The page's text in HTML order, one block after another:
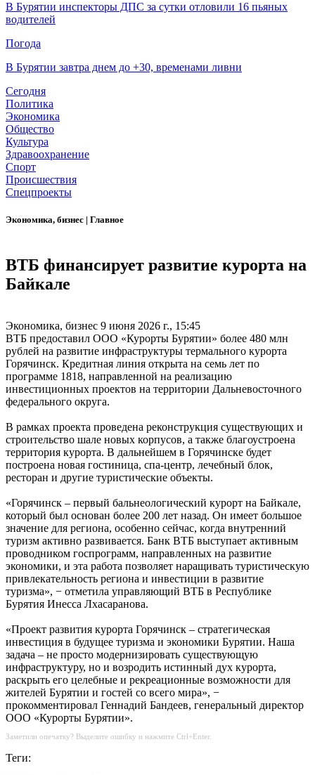
В Бурятии инспекторы ДПС за сутки отловили 16 пьяных
водителей
Погода
В Бурятии завтра днем до +30, временами ливни
Сегодня
Политика
Экономика
Общество
Культура
Здравоохранение
Спорт
Происшествия
Спецпроекты
Экономика, бизнес | Главное
ВТБ финансирует развитие курорта на
Байкале
Экономика, бизнес 9 июня 2026 г., 15:45
ВТБ предоставил ООО «Курорты Бурятии» более 480 млн
рублей на развитие инфраструктуры термального курорта
Горячинск. Кредитная линия открыта на семь лет по
программе 1818, направленной на реализацию
инвестиционных проектов на территории Дальневосточного
федерального округа.
В рамках проекта проведена реконструкция существующих и
строительство шале новых корпусов, а также благоустроена
территория курорта. В дальнейшем в Горячинске будет
построена новая гостиница, спа-центр, лечебный блок,
ресторан и другие туристические объекты.
«Горячинск – первый бальнеологический курорт на Байкале,
который был основан более 200 лет назад. Он имеет большое
значение для региона, особенно сейчас, когда внутренний
туризм активно развивается. Банк ВТБ выступает активным
проводником госпрограмм, направленных на развитие
экономики, и эта работа позволяет наращивать туристическую
привлекательность региона и инвестиции в развитие
туризма», − отметила управляющий ВТБ в Республике
Бурятия Инесса Лхасаранова.
«Проект развития курорта Горячинск – стратегическая
инвестиция в будущее туризма и экономики Бурятии. Наша
задача – не просто модернизировать существующую
инфраструктуру, но и возродить истинный дух курорта,
раскрыть его целебные и рекреационные возможности для
жителей Бурятии и гостей со всего мира», −
прокомментировал Геннадий Бандеев, генеральный директор
ООО «Курорты Бурятии».
Заметили опечатку? Выделите ошибку и нажмите Ctrl+Enter.
Теги: